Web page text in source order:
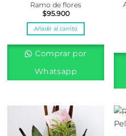
Ramo de flores
$95.900
Añadir al carrito
Comprar por
Whatsapp